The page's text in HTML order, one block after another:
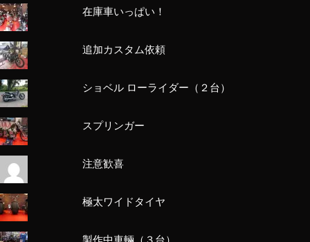
在庫車いっぱい！
追加カスタム依頼
ショベル ローライダー（２台）
スプリンガー
注意歓喜
極太ワイドタイヤ
製作中車輛（３台）